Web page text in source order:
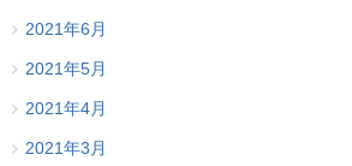
2021年6月
2021年5月
2021年4月
2021年3月